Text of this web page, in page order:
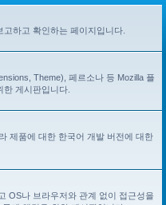
하고 확인하는 페이지입니다.
Theme), 페르소나 등 Mozilla 플
게시판입니다.
제품에 대한 한국어 개발 버전에 대한
OS나 브라우저와 관계 없이 접근성을